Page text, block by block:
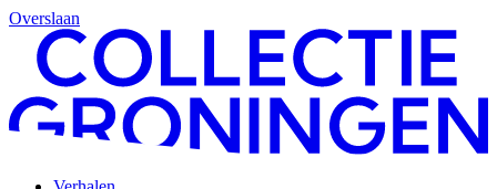
Overslaan